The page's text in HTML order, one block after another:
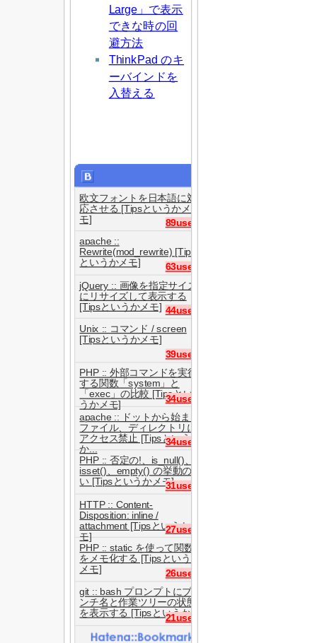
Large」で表示
できな時の回
避方法
ThinkPad のキ
ーバインドを
入替える
欧文フォントを日本語に対
応させる [Tipsというかメ
モ]
89users
apache ::
Rewrite(mod_rewrite) [Tips
というかメモ]
63users
jQuery :: 画像を指定サイズ
にリサイズして表示する
[Tipsというかメモ] 44users
Unix :: コマンド / screen
[Tipsというかメモ]
39users
PHP :: 外部コマンドを実行
する関数「system」と
「exec」の比較 [Tipsとい
うかメモ]
34users
apache :: ドットから始まる
ファイル、ディレクトリに
アクセス禁止 [Tipsという
か...
34users
PHP :: 否定の!、is_null()、
isset()、empty() の挙動の違
い [Tipsというかメモ]31users
HTTP :: Content-
Disposition: inline /
attachment [Tipsというかメ
モ]
27users
PHP :: static を使って関数
をメモ化する [Tipsというか
メモ]
26users
git :: bash プロンプトにブラ
ンチ名と作業ツリーの状態
を表示する [Tipsというか...
21users